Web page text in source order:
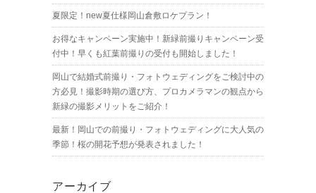
夏限定！new夏仕様岡山倉敷ロケプラン！
お得なキャンペーン実施中！新緑前撮りキャンペーン受
付中！早くも紅葉前撮りの受付も開始しました！
岡山で結婚式前撮り・フォトウェディングをご検討中の
方必見！撮影時期の選び方、プロカメラマンの観点から
新緑の撮影メリットをご紹介！
最新！岡山での前撮り・フォトウェディングに大人気の
季節！桜の開花予想が発表されました！
アーカイブ